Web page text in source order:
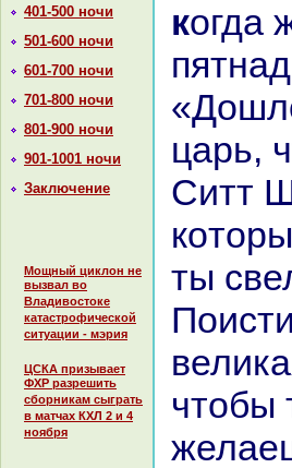
401-500 ночи
501-600 ночи
601-700 ночи
701-800 ночи
801-900 ночи
901-1001 ночи
Заключение
Мощный циклон не
вызвал во
Владивостоке
катастрофической
ситуации - мэрия
ЦСКА призывает
ФХР разрешить
сборникам сыграть
в матчах КХЛ 2 и 4
ноября
кoгда же нaстала пятьсот
царь,
Ситт
ты
чтобы